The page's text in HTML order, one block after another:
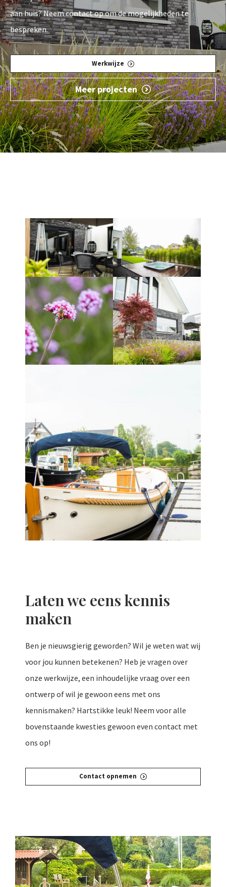
aan huis? Neem contact op om de mogelijkheden te
bespreken.
Werkwijze
Meer projecten
Laten we eens kennis
maken
Ben je nieuwsgierig geworden? Wil je weten wat wij
voor jou kunnen betekenen? Heb je vragen over
onze werkwijze, een inhoudelijke vraag over een
ontwerp of wil je gewoon eens met ons
kennismaken? Hartstikke leuk! Neem voor alle
bovenstaande kwesties gewoon even contact met
ons op!
Contact opnemen